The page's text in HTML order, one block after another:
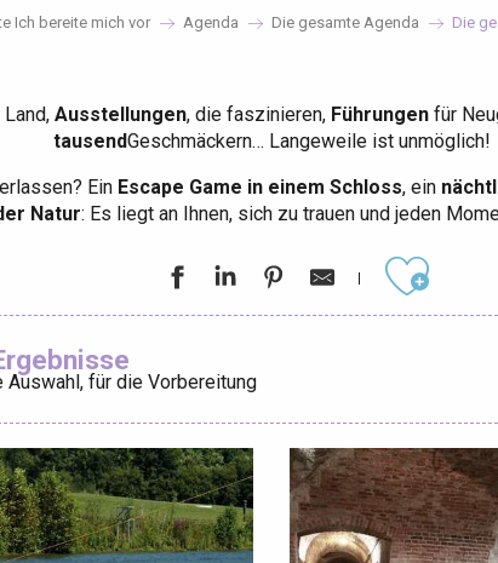
Lille 2h30
Ich bereite mich vor Agenda Die gesamte Agenda Die
Ausstellungen, die faszinieren, Führungenfür
tausendGeschmäckern… Langeweile ist unmöglich!
Ein Escape Game in einem Schloss, ein
Natur: Es liegt an Ihnen, sich zu trauen und jeden
Ajouter
Auswahl, für die Vorbereitung